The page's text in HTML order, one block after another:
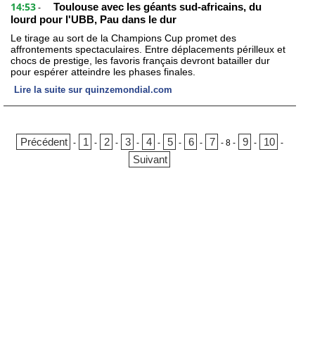
14:53 -
Toulouse avec les géants sud-africains, du
lourd pour l'UBB, Pau dans le dur
Le tirage au sort de la Champions Cup promet des
affrontements spectaculaires. Entre déplacements périlleux et
chocs de prestige, les favoris français devront batailler dur
pour espérer atteindre les phases finales.
Lire la suite sur quinzemondial.com
Précédent - 1 - 2 - 3 - 4 - 5 - 6 - 7 -8 - 9 - 10 -
Suivant